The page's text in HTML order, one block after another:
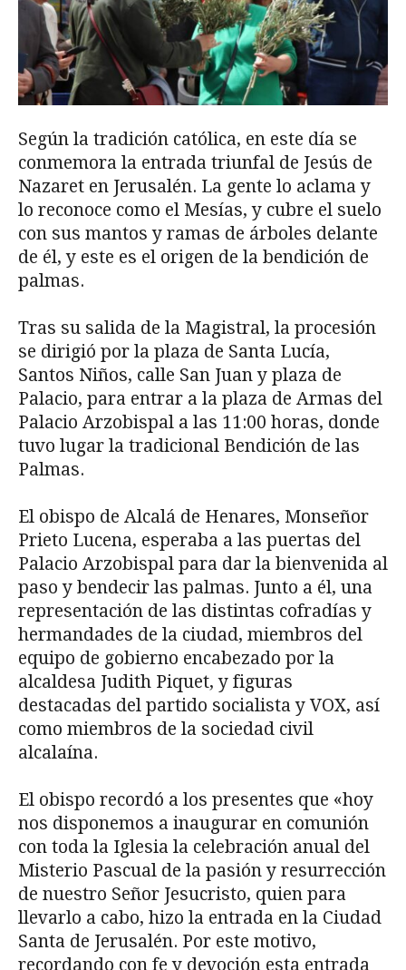
Según la tradición católica, en este día se
conmemora la entrada triunfal de Jesús de
Nazaret en Jerusalén. La gente lo aclama y
lo reconoce como el Mesías, y cubre el suelo
con sus mantos y ramas de árboles delante
de él, y este es el origen de la bendición de
palmas.
Tras su salida de la Magistral, la procesión
se dirigió por la plaza de Santa Lucía,
Santos Niños, calle San Juan y plaza de
Palacio, para entrar a la plaza de Armas del
Palacio Arzobispal a las 11:00 horas, donde
tuvo lugar la tradicional Bendición de las
Palmas.
El obispo de Alcalá de Henares, Monseñor
Prieto Lucena, esperaba a las puertas del
Palacio Arzobispal para dar la bienvenida al
paso y bendecir las palmas. Junto a él, una
representación de las distintas cofradías y
hermandades de la ciudad, miembros del
equipo de gobierno encabezado por la
alcaldesa Judith Piquet, y figuras
destacadas del partido socialista y VOX, así
como miembros de la sociedad civil
alcalaína.
El obispo recordó a los presentes que «hoy
nos disponemos a inaugurar en comunión
con toda la Iglesia la celebración anual del
Misterio Pascual de la pasión y resurrección
de nuestro Señor Jesucristo, quien para
llevarlo a cabo, hizo la entrada en la Ciudad
Santa de Jerusalén. Por este motivo,
recordando con fe y devoción esta entrada